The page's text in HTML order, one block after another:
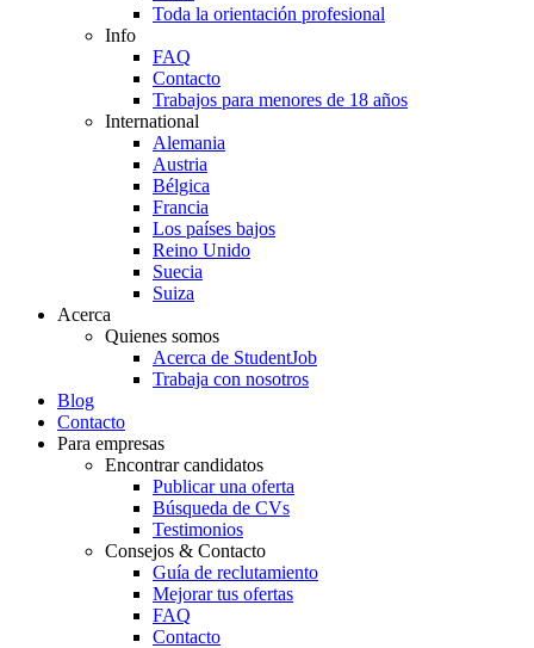
Toda la orientación profesional
Info
FAQ
Contacto
Trabajos para menores de 18 años
International
Alemania
Austria
Bélgica
Francia
Los países bajos
Reino Unido
Suecia
Suiza
Acerca
Quienes somos
Acerca de StudentJob
Trabaja con nosotros
Blog
Contacto
Para empresas
Encontrar candidatos
Publicar una oferta
Búsqueda de CVs
Testimonios
Consejos & Contacto
Guía de reclutamiento
Mejorar tus ofertas
FAQ
Contacto